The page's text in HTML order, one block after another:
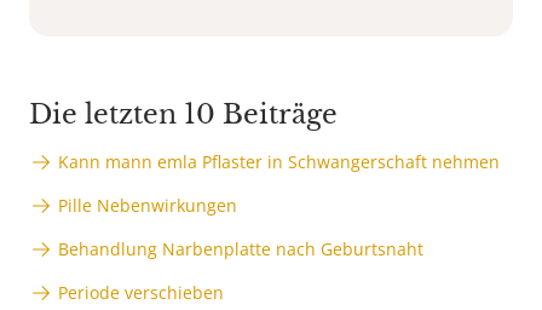
Die letzten 10 Beiträge
Kann mann emla Pflaster in Schwangerschaft nehmen
Pille Nebenwirkungen
Behandlung Narbenplatte nach Geburtsnaht
Periode verschieben